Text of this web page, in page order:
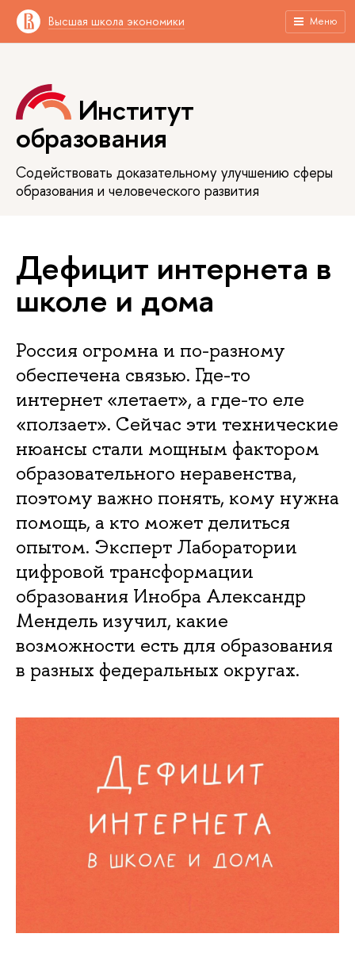
Высшая школа экономики Меню
Институт
образования
Содействовать доказательному улучшению сферы
образования и человеческого развития
Дефицит интернета в
школе и дома
Россия огромна и по-разному
обеспечена связью. Где-то
интернет «летает», а где-то еле
«ползает». Сейчас эти технические
нюансы стали мощным фактором
образовательного неравенства,
поэтому важно понять, кому нужна
помощь, а кто может делиться
опытом. Эксперт Лаборатории
цифровой трансформации
образования Инобра Александр
Мендель изучил, какие
возможности есть для образования
в разных федеральных округах.